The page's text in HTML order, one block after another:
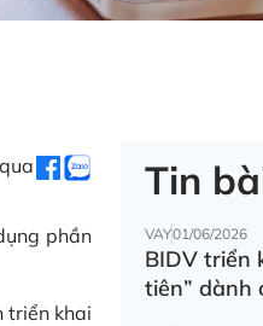
phần
triển khai
Tin
VAY01/06/2026
BIDV triển
tiên” dành